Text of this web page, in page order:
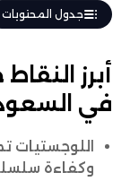
جدول المحتويات
أبرز
في
اللوجستيات
وكفاءة